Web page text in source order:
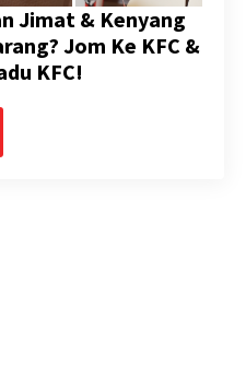
Jimat & Kenyang
Jom Ke KFC &
KFC!